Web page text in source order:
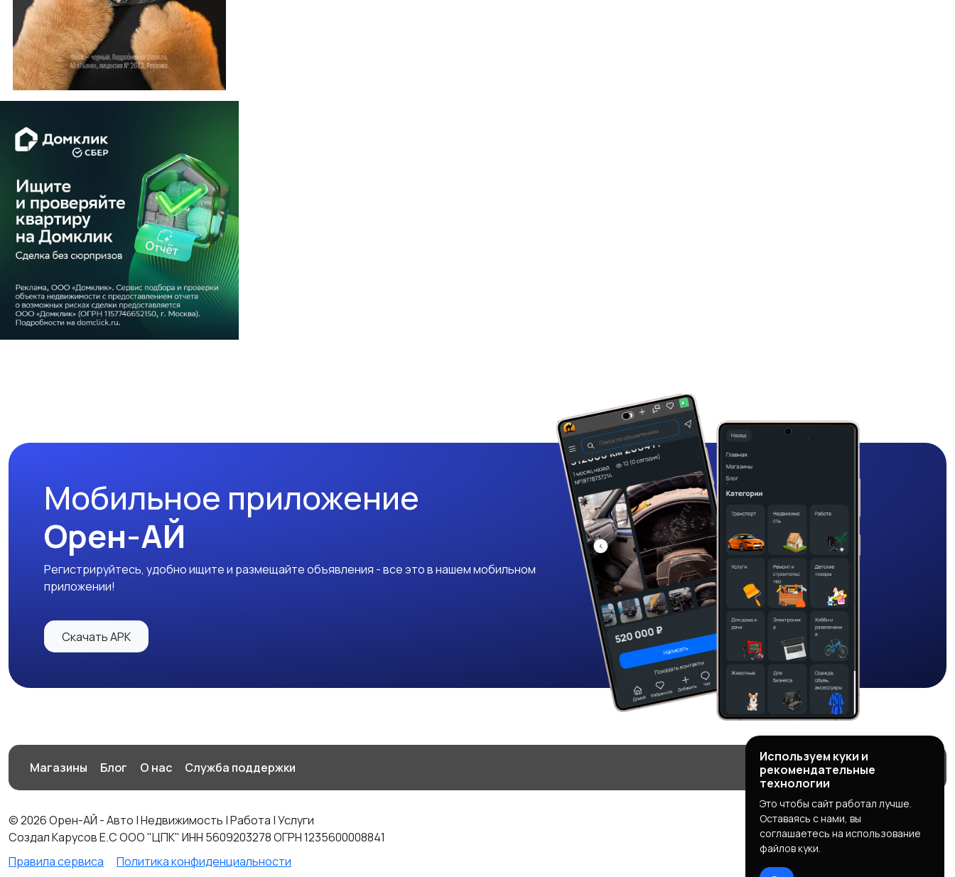
Мобильное приложение
Орен-АЙ
Регистрируйтесь, удобно ищите и размещайте объявления - все это в нашем мобильном
приложении!
Скачать APK
Магазины Блог О нас Служба поддержки
© 2026 Орен-АЙ - Авто | Недвижимость | Работа | Услуги
Создал Карусов Е.С ООО "ЦПК" ИНН 5609203278 ОГРН 1235600008841
Правила сервиса
Политика конфиденциальности
Используем куки и
рекомендательные
технологии
Это чтобы сайт работал лучше.
Оставаясь с нами, вы
соглашаетесь на использование
файлов куки.